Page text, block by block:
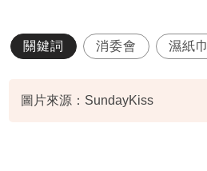
關鍵詞 消委會 濕紙巾
圖片來源：SundayKiss